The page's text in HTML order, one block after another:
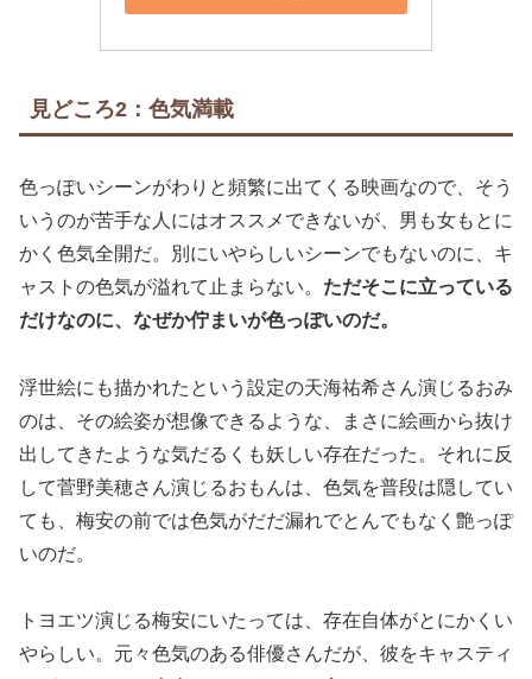
見どころ2：色気満載
色っぽいシーンがわりと頻繁に出てくる映画なので、そう
いうのが苦手な人にはオススメできないが、男も女もとに
かく色気全開だ。別にいやらしいシーンでもないのに、キ
ャストの色気が溢れて止まらない。 ただそこに立っている
だけなのに、なぜか佇まいが色っぽいのだ。
浮世絵にも描かれたという設定の天海祐希さん演じるおみ
のは、その絵姿が想像できるような、まさに絵画から抜け
出してきたような気だるくも妖しい存在だった。それに反
して菅野美穂さん演じるおもんは、色気を普段は隠してい
ても、梅安の前では色気がだだ漏れでとんでもなく艶っぽ
いのだ。
トヨエツ演じる梅安にいたっては、存在自体がとにかくい
やらしい。元々色気のある俳優さんだが、彼をキャスティ